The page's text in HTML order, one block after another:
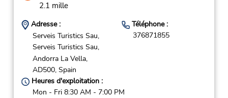
2.1 mille
Adresse :
Serveis Turistics Sau,
Serveis Turistics Sau,
Andorra La Vella,
AD500, Spain
Téléphone :
376871855
Heures d'exploitation :
Mon - Fri 8:30 AM - 7:00 PM